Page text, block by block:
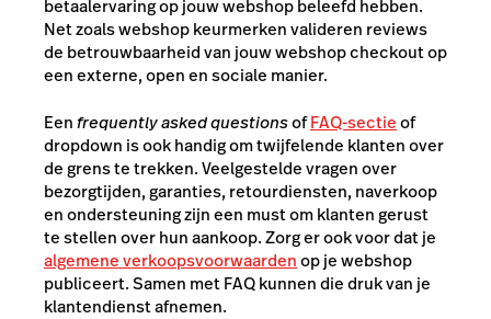
betaalervaring op jouw webshop beleefd hebben.
Net zoals webshop keurmerken valideren reviews
de betrouwbaarheid van jouw webshop checkout op
een externe, open en sociale manier.
Eenfrequently asked questionsofFAQ-sectieof
dropdown is ook handig om twijfelende klanten over
de grens te trekken. Veelgestelde vragen over
bezorgtijden, garanties, retourdiensten, naverkoop
en ondersteuning zijn een must om klanten gerust
te stellen over hun aankoop. Zorg er ook voor dat je
algemene verkoopsvoorwaardenop je webshop
publiceert. Samen met FAQ kunnen die druk van je
klantendienst afnemen.